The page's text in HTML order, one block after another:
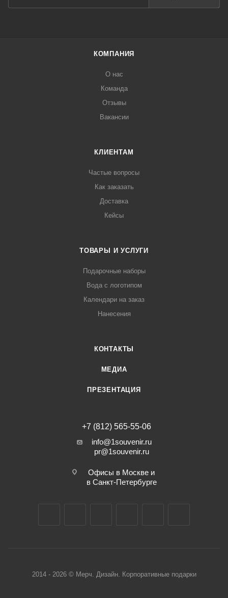
КОМПАНИЯ
О нас
Команда
Отзывы
Вакансии
КЛИЕНТАМ
Частые вопросы
Как заказать
Доставка
Кейсы
ТОВАРЫ И УСЛУГИ
Подарочные наборы
Вода с логотипом
Календари на заказ
Нанесения
КОНТАКТЫ
МЕДИА
ПРЕЗЕНТАЦИЯ
+7 (812) 565-55-06
info@1souvenir.ru
pr@1souvenir.ru
Офисы в Москве и
в Санкт-Петербурге
2014 - 2026 © Мерч. Дизайн. Корпоративные подарки